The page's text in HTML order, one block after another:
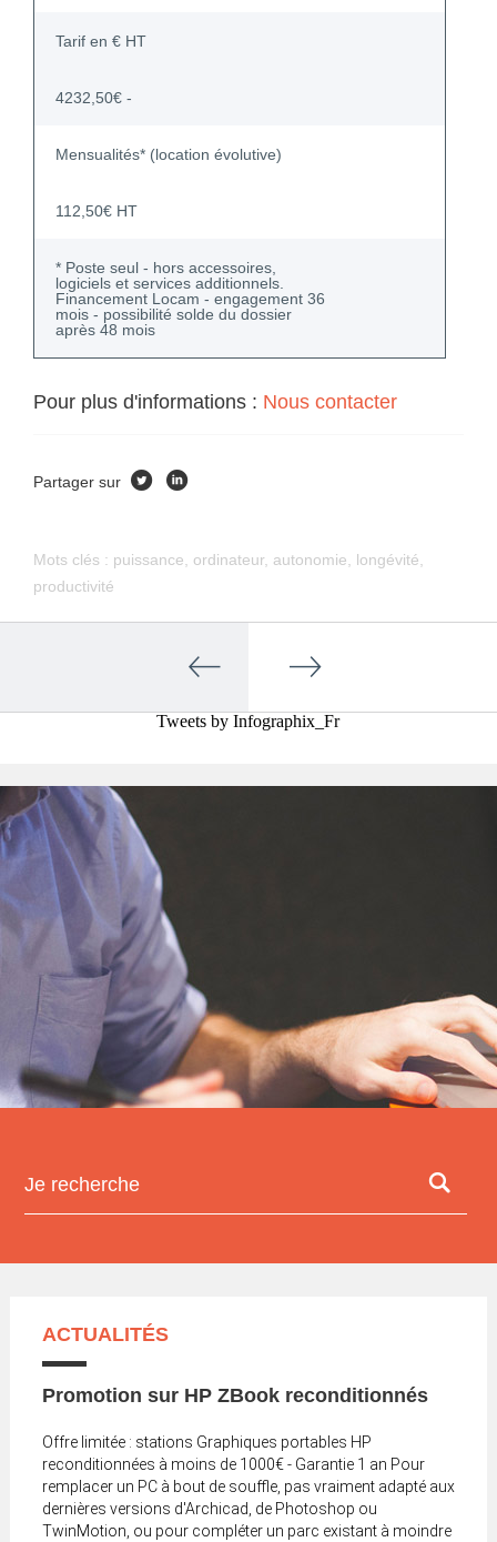
* Poste seul - hors accessoires,
logiciels et services additionnels.
Financement Locam - engagement 36
mois - possibilité solde du dossier
après 48 mois
Tarif en € HT
4232,50€ -
Mensualités* (location évolutive)
112,50€ HT
Pour plus d'informations : Nous contacter
Partager sur
Mots clés : puissance, ordinateur, autonomie, longévité,
productivité
Tweets by Infographix_Fr
ACTUALITÉS
Promotion sur HP ZBook reconditionnés
Offre limitée : stations Graphiques portables HP
reconditionnées à moins de 1000€ - Garantie 1 an Pour
remplacer un PC à bout de souffle, pas vraiment adapté aux
dernières versions d'Archicad, de Photoshop ou
TwinMotion, ou pour compléter un parc existant à moindre